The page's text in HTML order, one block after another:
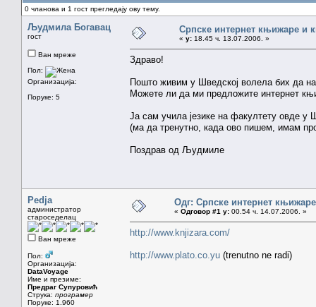
0 чланова и 1 гост прегледају ову тему.
Људмила Богавац
гост
Ван мреже
Пол:
Организација:
Поруке: 5
Српске интернет књижаре и
« у: 18.45 ч. 13.07.2006. »
Здраво!
Пошто живим у Шведској волела бих да
Можете ли да ми предложите интернет
Ја сам учила језике на факултету овде у
(ма да тренутно, када ово пишем, имам
Поздрав од Људмиле
Pedja
администратор
староседелац
Ван мреже
Пол:
Организација:
DataVoyage
Име и презиме:
Предраг Супуровић
Струка: програмер
Поруке: 1.960
Одг: Српске интернет
« Одговор #1 у: 00.54 ч. 14.07.2006. »
http://www.knjizara.com/
http://www.plato.co.yu (trenutno ne radi)